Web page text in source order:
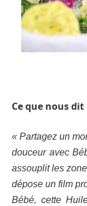
Ce que nous
« Partagez un
douceur avec
assouplit les
dépose un film
Bébé, cette